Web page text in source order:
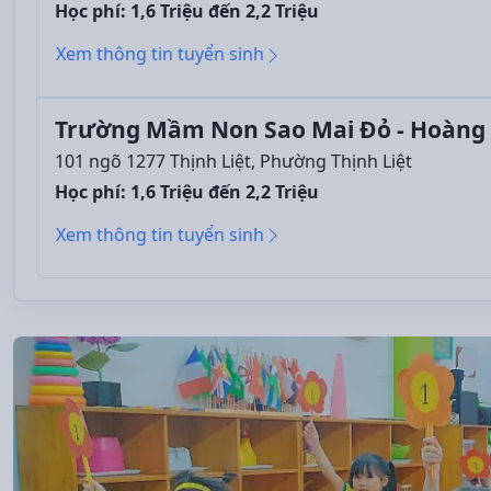
Học phí: 1,6 Triệu đến 2,2 Triệu
Xem thông tin tuyển sinh
Trường Mầm Non Sao Mai Đỏ -
101 ngõ 1277 Thịnh Liệt, Phường Thịnh Liệt
Học phí: 1,6 Triệu đến 2,2 Triệu
Xem thông tin tuyển sinh